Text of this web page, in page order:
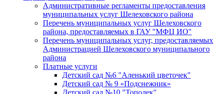
Административные регламенты предоставления
муниципальных услуг Шелеховского района
Перечень муниципальных услуг Шелеховского
района, предоставляемых в ГАУ "МФЦ ИО"
Перечень муниципальных услуг, предоставляемых
Администрацией Шелеховского муниципального
района
Платные услуги
Детский сад №6 "Аленький цветочек"
Детский сад № 9 «Подснежник»
Детский сад №10 "Тополек"